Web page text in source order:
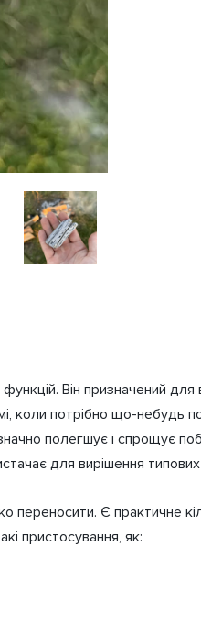
Він призначений
потрібно що-небудь
полегшує і спрощує
для вирішення
переносити. Є практичне
пристосування, як: